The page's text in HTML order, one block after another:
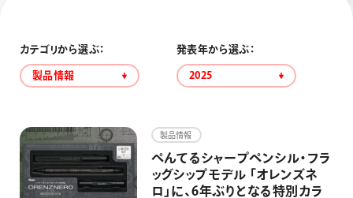
ブラッシュ（筆）
その他
採用情報
運営会社
カテゴリから選ぶ：
製品情報
発表年から選ぶ：
2025
製品情報
ぺんてるシャープペンシル・フラ
ッグシップモデル 「オレンズネ
ロ」に、6年ぶりとなる特別カラ